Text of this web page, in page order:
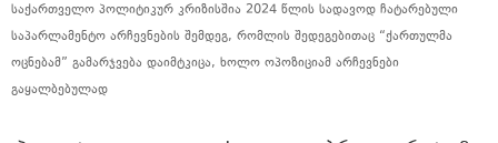
საქართველო პოლიტიკურ კრიზისშია 2024 წლის სადავოდ ჩატარებული
საპარლამენტო არჩევნების შემდეგ, რომლის შედეგებითაც “ქართულმა
ოცნებამ” გამარჯვება დაიმტკიცა, ხოლო ოპოზიციამ არჩევნები
გაყალბებულად